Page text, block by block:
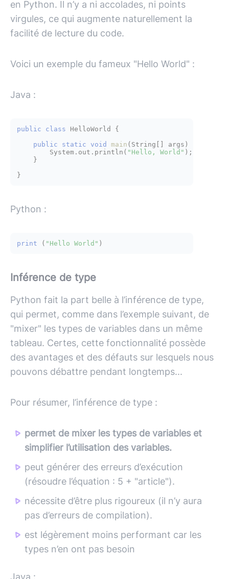
en Python. Il n’y a ni accolades, ni points
virgules, ce qui augmente naturellement la
facilité de lecture du code.
Voici un exemple du fameux "Hello World" :
Java :
public class HelloWorld
{
public
static void main (String[] args)
        System.out.println(
"Hello, World" );
    }
Python :
print ( "Hello World"
Inférence de type
Python fait la part belle à l’inférence de type,
qui permet, comme dans l’exemple suivant, de
"mixer" les types de variables dans un même
tableau. Certes, cette fonctionnalité possède
des avantages et des défauts sur lesquels nous
pouvons débattre pendant longtemps...
Pour résumer, l’inférence de type :
permet de mixer les types de variables et
simplifier l’utilisation des variables.
peut générer des erreurs d’exécution
(résoudre l’équation : 5 + "article").
nécessite d’être plus rigoureux (il n’y aura
pas d’erreurs de compilation).
est légèrement moins performant car les
types n’en ont pas besoin
Java :